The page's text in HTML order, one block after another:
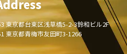
東京都台東区浅草橋5-2-3鈴和ビル2F
東京都青梅市友田町3-1266